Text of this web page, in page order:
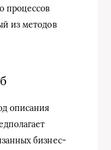
процессов
из методов
описания
бизнес-